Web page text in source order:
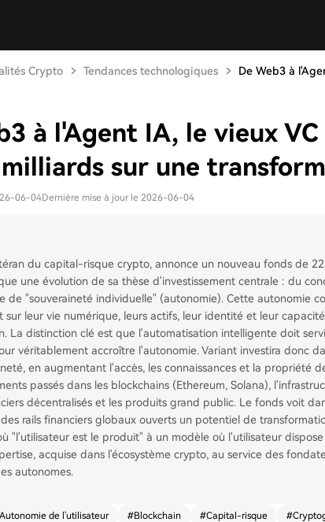
Crypto Tendances technologiques De Web3 à
à l'Agent IA, le vieux
sur une
06-04Dernière mise à jour le 2026-06-04
du capital-risque crypto, annonce un nouveau fonds de
une évolution de sa thèse d'investissement centrale : du
de "souveraineté individuelle" (autonomie). Cette autonomie
sur leur vie numérique, leurs actifs, leur identité et leur
La distinction clé est que l'automatisation intelligente doit
véritablement accroître l'autonomie. Variant investira donc
en augmentant l'accès, les connaissances et la propriété
passés dans les blockchains (Ethereum, Solana),
décentralisés et les produits grand public. Le fonds voit
rails financiers globaux ouverts un potentiel de
"l'utilisateur est le produit" à un modèle où l'utilisateur
acquise dans l'écosystème crypto, au service des
autonomes.
Autonomie de l'utilisateur #Blockchain #Capital-risque #